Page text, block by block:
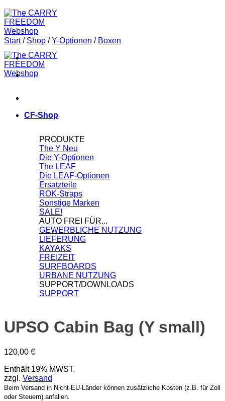
CF-Shop
PRODUKTE
The Y
Die Y-Optionen
The LEAF
Die LEAF-Optionen
Ersatzteile
ROK-Straps
Sonstige Marken
SALE!
AUTO FREI FÜR...
GEWERBLICHE NUTZUNG
LIEFERUNG
KAYAKS
FREIZEIT
SURFBOARDS
URBANE NUTZUNG
SUPPORT/DOWNLOADS
SUPPORT
Start / Shop / Y-Optionen / Boxen
UPSO Cabin Bag (Y small)
120,00 €
Enthält 19% MWST.
zzgl. Versand
Beim Versand in Nicht-EU-Länder können zusätzliche Kosten (z.B. für Zoll
oder Steuern) anfallen.